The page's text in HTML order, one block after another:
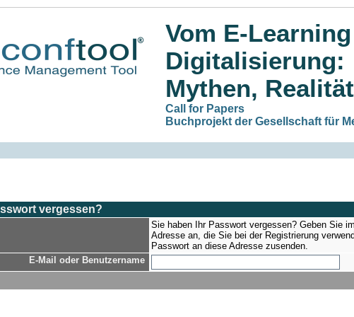
Vom E-
Digitalisierung:
Mythen,
Call for Papers
Buchprojekt der Gesellschaft für
vergessen?
Sie haben Ihr Passwort vergessen? Geben Sie
Adresse an, die Sie bei der Registrierung
Passwort an diese Adresse zusenden.
E-Mail oder Benutzername